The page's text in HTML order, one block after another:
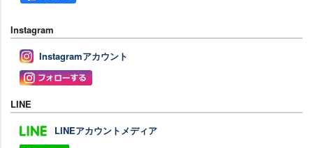
Instagram
Instagramアカウント
LINE
LINEアカウントメディア